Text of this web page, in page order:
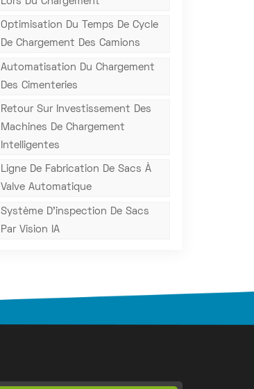
Optimisation Du Temps De Cycle
De Chargement Des Camions
Automatisation Du Chargement
Des Cimenteries
Retour Sur Investissement Des
Machines De Chargement
Intelligentes
Ligne De Fabrication De Sacs À
Valve Automatique
Système D'inspection De Sacs
Par Vision IA